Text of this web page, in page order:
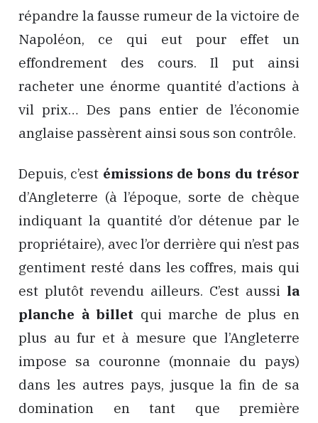
répandre la fausse rumeur de la victoire de
Napoléon, ce qui eut pour effet un
effondrement des cours. Il put ainsi
racheter une énorme quantité d’actions à
vil prix… Des pans entier de l’économie
anglaise passèrent ainsi sous son contrôle.
Depuis, c’est émissions de bons du trésor
d’Angleterre (à l’époque, sorte de chèque
indiquant la quantité d’or détenue par le
propriétaire), avec l’or derrière qui n’est pas
gentiment resté dans les coffres, mais qui
est plutôt revendu ailleurs. C’est aussi la
planche à billet qui marche de plus en
plus au fur et à mesure que l’Angleterre
impose sa couronne (monnaie du pays)
dans les autres pays, jusque la fin de sa
domination en tant que première